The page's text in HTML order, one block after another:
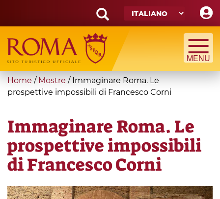
main
content
Search
form
Cerca
You
are
Home / Mostre / Immaginare Roma. Le
prospettive impossibili di Francesco Corni
Immaginare Roma. Le
prospettive impossibili
di Francesco Corni